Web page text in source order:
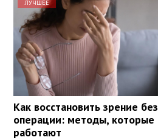
ЛУЧШЕЕ
Как восстановить зрение без
операции: методы, которые
работают